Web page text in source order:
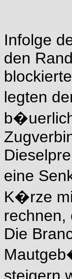
Infolge
den
legten
eine
K�rze
rechnen,
Die